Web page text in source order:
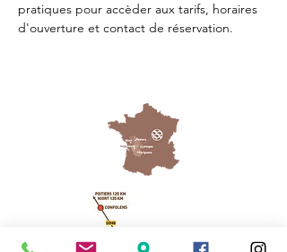
pratiques pour accèder aux tarifs, horaires
d'ouverture et contact de réservation.